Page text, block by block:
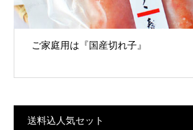
ご家庭用は『国産切れ子』
送料込人気セット